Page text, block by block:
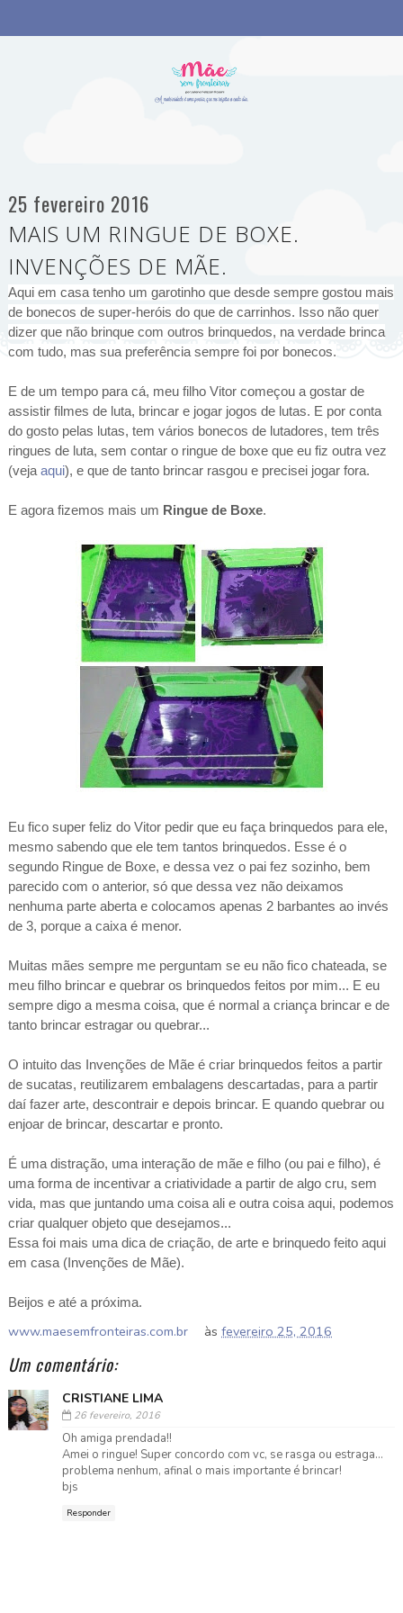
25 fevereiro 2016
MAIS UM RINGUE DE BOXE.
INVENÇÕES DE MÃE.
Aqui em casa tenho um garotinho que desde sempre gostou mais
de bonecos de super-heróis do que de carrinhos. Isso não quer
dizer que não brinque com outros brinquedos, na verdade brinca
com tudo, mas sua preferência sempre foi por bonecos.
E de um tempo para cá, meu filho Vitor começou a gostar de
assistir filmes de luta, brincar e jogar jogos de lutas. E por conta
do gosto pelas lutas, tem vários bonecos de lutadores, tem três
ringues de luta, sem contar o ringue de boxe que eu fiz outra vez
(veja aqui), e que de tanto brincar rasgou e precisei jogar fora.
E agora fizemos mais um Ringue de Boxe.
Eu fico super feliz do Vitor pedir que eu faça brinquedos para ele,
mesmo sabendo que ele tem tantos brinquedos. Esse é o
segundo Ringue de Boxe, e dessa vez o pai fez sozinho, bem
parecido com o anterior, só que dessa vez não deixamos
nenhuma parte aberta e colocamos apenas 2 barbantes ao invés
de 3, porque a caixa é menor.
Muitas mães sempre me perguntam se eu não fico chateada, se
meu filho brincar e quebrar os brinquedos feitos por mim... E eu
sempre digo a mesma coisa, que é normal a criança brincar e de
tanto brincar estragar ou quebrar...
O intuito das Invenções de Mãe é criar brinquedos feitos a partir
de sucatas, reutilizarem embalagens descartadas, para a partir
daí fazer arte, descontrair e depois brincar. E quando quebrar ou
enjoar de brincar, descartar e pronto.
É uma distração, uma interação de mãe e filho (ou pai e filho), é
uma forma de incentivar a criatividade a partir de algo cru, sem
vida, mas que juntando uma coisa ali e outra coisa aqui, podemos
criar qualquer objeto que desejamos...
Essa foi mais uma dica de criação, de arte e brinquedo feito aqui
em casa (Invenções de Mãe).
Beijos e até a próxima.
www.maesemfronteiras.com.br àsfevereiro 25, 2016
Um comentário:
CRISTIANE LIMA
26 fevereiro, 2016
Oh amiga prendada!!
Amei o ringue! Super concordo com vc, se rasga ou estraga...
problema nenhum, afinal o mais importante é brincar!
bjs
Responder